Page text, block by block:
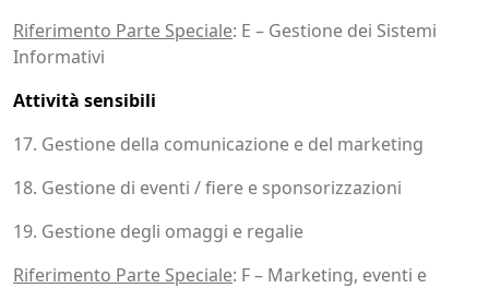
Riferimento Parte Speciale: E – Gestione dei Sistemi
Informativi
Attività sensibili
17. Gestione della comunicazione e del marketing
18. Gestione di eventi / fiere e sponsorizzazioni
19. Gestione degli omaggi e regalie
Riferimento Parte Speciale: F – Marketing, eventi e